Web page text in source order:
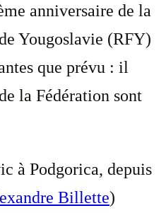
anniversaire de la
Yougoslavie (RFY)
que prévu : il
la Fédération sont
à Podgorica, depuis
Billette)